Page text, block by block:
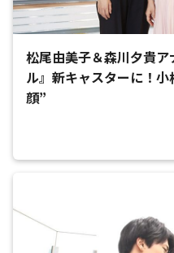
松尾由美子＆森川夕貴
ル』新キャスターに！
顔”